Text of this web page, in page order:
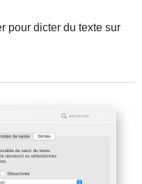
pour dicter du texte sur